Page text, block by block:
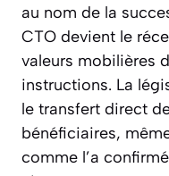
au nom de la
CTO devient le
valeurs mobilières
instructions. La
le transfert direct
bénéficiaires,
comme l’a